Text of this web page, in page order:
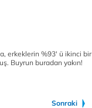
erkeklerin %93' ü ikinci bir
Buyrun buradan yakın!
Sonraki